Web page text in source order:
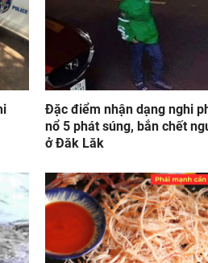
Đặc điểm nhận dạng nghi
nổ 5 phát súng, bắn chết
ở Đăk Lăk